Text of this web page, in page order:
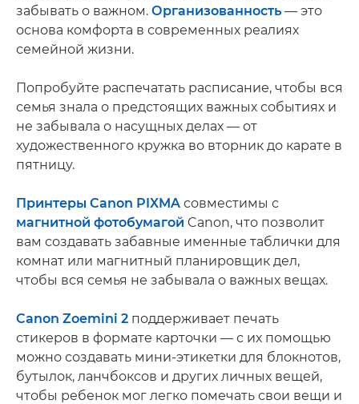
забывать о важном. Организованность — это
основа комфорта в современных реалиях
семейной жизни.
Попробуйте распечатать расписание, чтобы вся
семья знала о предстоящих важных событиях и
не забывала о насущных делах — от
художественного кружка во вторник до карате в
пятницу.
Принтеры Canon PIXMA совместимы с
магнитной фотобумагой Canon, что позволит
вам создавать забавные именные таблички для
комнат или магнитный планировщик дел,
чтобы вся семья не забывала о важных вещах.
Canon Zoemini 2 поддерживает печать
стикеров в формате карточки — с их помощью
можно создавать мини-этикетки для блокнотов,
бутылок, ланчбоксов и других личных вещей,
чтобы ребенок мог легко помечать свои вещи и